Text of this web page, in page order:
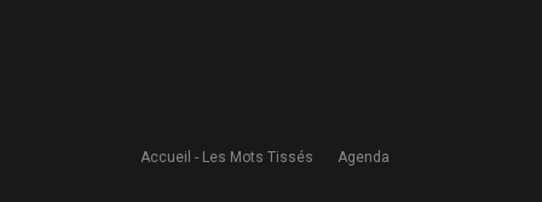
Accueil - Les Mots Tissés Agenda